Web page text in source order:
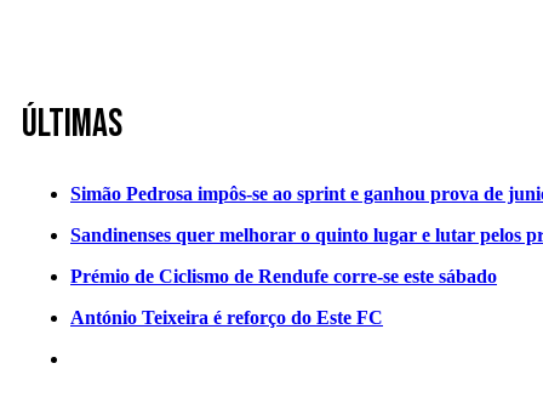
Últimas
Simão Pedrosa impôs-se ao sprint e ganhou prova de
Sandinenses quer melhorar o quinto lugar e lutar pelos
Prémio de Ciclismo de Rendufe corre-se este sábado
António Teixeira é reforço do Este FC